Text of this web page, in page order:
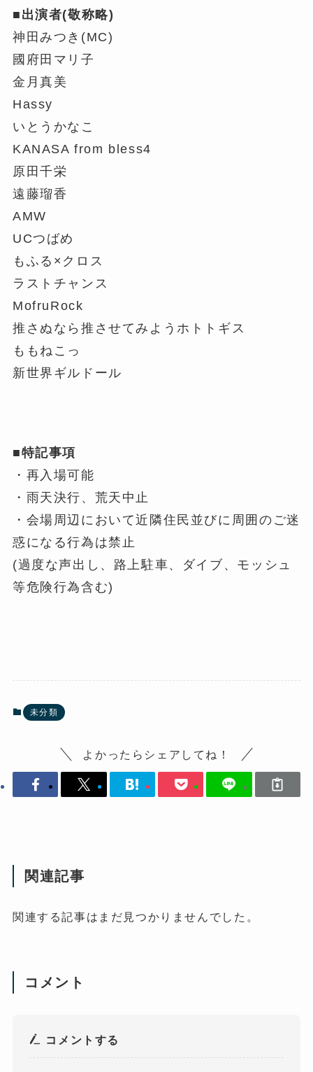
■出演者(敬称略)
神田みつき(MC)
國府田マリ子
金月真美
Hassy
いとうかなこ
KANASA from bless4
原田千栄
遠藤瑠香
AMW
UCつばめ
もふる×クロス
ラストチャンス
MofruRock
推さぬなら推させてみようホトトギス
ももねこっ
新世界ギルドール
■特記事項
・再入場可能
・雨天決行、荒天中止
・会場周辺において近隣住民並びに周囲のご迷
惑になる行為は禁止
(過度な声出し、路上駐車、ダイブ、モッシュ
等危険行為含む)
未分類
よかったらシェアしてね！
関連記事
関連する記事はまだ見つかりませんでした。
コメント
コメントする